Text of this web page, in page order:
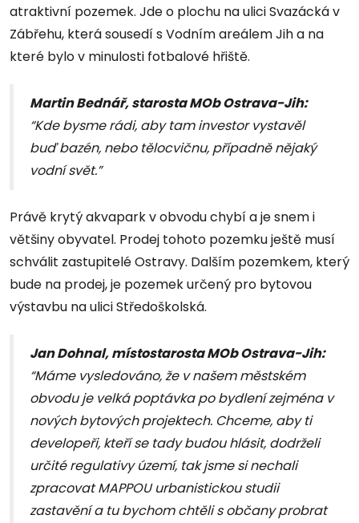
atraktivní pozemek. Jde o plochu na ulici Svazácká v
Zábřehu, která sousedí s Vodním areálem Jih a na
které bylo v minulosti fotbalové hřiště.
Martin Bednář, starosta MOb Ostrava-Jih:
“Kde bysme rádi, aby tam investor vystavěl
buď bazén, nebo tělocvičnu, případně nějaký
vodní svět.”
Právě krytý akvapark v obvodu chybí a je snem i
většiny obyvatel. Prodej tohoto pozemku ještě musí
schválit zastupitelé Ostravy. Dalším pozemkem, který
bude na prodej, je pozemek určený pro bytovou
výstavbu na ulici Středoškolská.
Jan Dohnal, místostarosta MOb Ostrava-Jih:
“Máme vysledováno, že v našem městském
obvodu je velká poptávka po bydlení zejména v
nových bytových projektech. Chceme, aby ti
developeři, kteří se tady budou hlásit, dodrželi
určité regulativy území, tak jsme si nechali
zpracovat MAPPOU urbanistickou studii
zastavění a tu bychom chtěli s občany probrat